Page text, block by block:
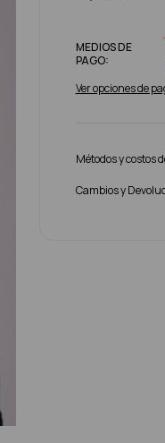
MEDIOS DE
PAGO:
Ver opciones de
Métodos y costos
Cambios y